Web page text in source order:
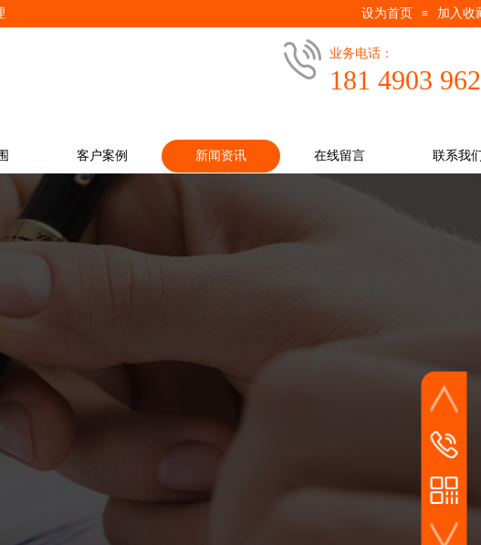
业务电话：
181 4903
设为首页 ≡ 加入收
客户案例 新闻资讯 在线留言 联系我
业务电话